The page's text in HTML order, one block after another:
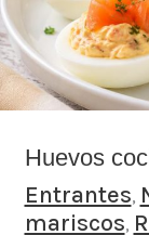
Huevos
Entrantes,
mariscos,